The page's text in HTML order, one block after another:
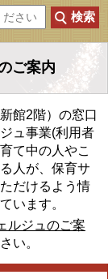
ご案内
館2階）の窓口
ュ事業(利用者
て中の人やこ
人が、保育サ
だけるよう情
います。
ルジュのご案
い。